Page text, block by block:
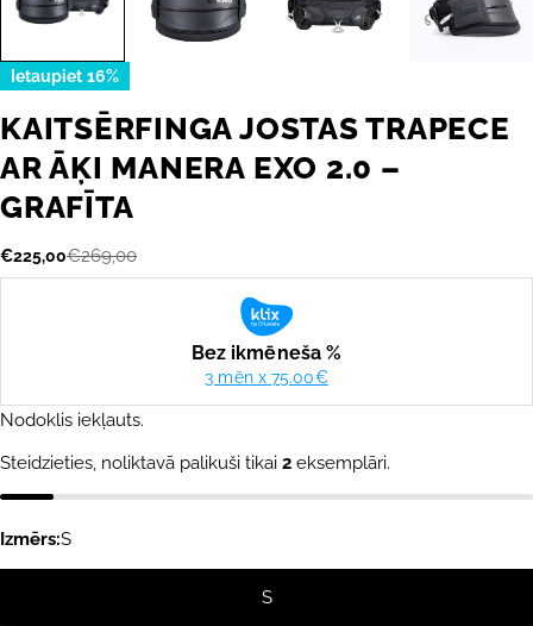
Ietaupiet 16%
KAITSĒRFINGA JOSTAS TRAPECE
AR ĀĶI MANERA EXO 2.0 –
GRAFĪTA
Akcijas
cena
€225,00
Parastā
cena
€269,00
Nodoklis iekļauts.
Steidzieties, noliktavā palikuši tikai 2 eksemplāri.
Izmērs:S
S